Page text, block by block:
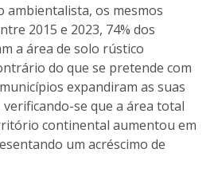
ambientalista, os mesmos
2015 e 2023, 74% dos
a área de solo rústico
do que se pretende com
expandiram as suas
se que a área total
continental aumentou em
um acréscimo de